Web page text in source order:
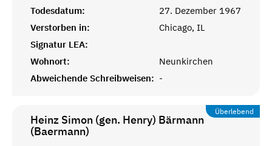
Todesdatum:
27. Dezember 1967
Verstorben in:
Chicago, IL
Signatur LEA:
Wohnort:
Neunkirchen
Abweichende Schreibweisen: -
Überlebend
Heinz Simon (gen. Henry) Bärmann
(Baermann)